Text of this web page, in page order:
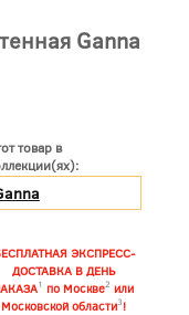
Ganna
товар в
ЭКСПРЕСС-
ДОСТАВКА В ДЕНЬ
1 по Москве2 или
Московской области3!